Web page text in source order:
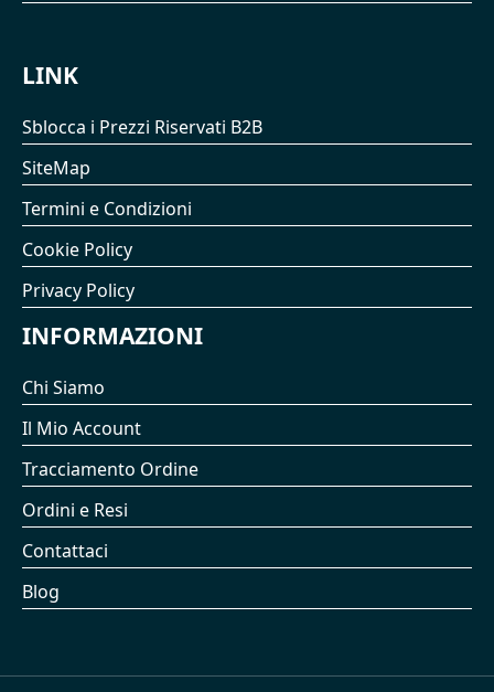
LINK
Sblocca i Prezzi Riservati B2B
SiteMap
Termini e Condizioni
Cookie Policy
Privacy Policy
INFORMAZIONI
Chi Siamo
Il Mio Account
Tracciamento Ordine
Ordini e Resi
Contattaci
Blog